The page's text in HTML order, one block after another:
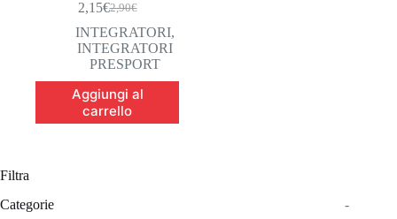
2,90€
Il
prezzo
originale
era:
2,90€.
2,15€Il
prezzo
attuale
è:
2,15€.
INTEGRATORI,
INTEGRATORI
PRESPORT
Aggiungi al
carrello
Filtra
Categorie
-